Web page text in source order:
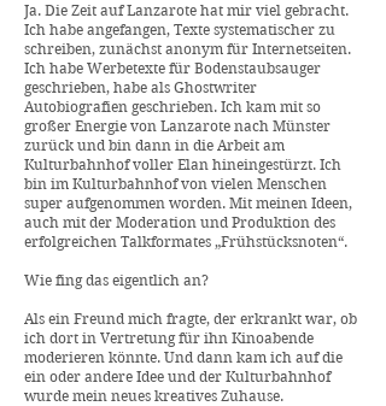
Ja. Die Zeit auf Lanzarote hat mir viel gebracht.
Ich habe angefangen, Texte systematischer zu
schreiben, zunächst anonym für Internetseiten.
Ich habe Werbetexte für Bodenstaubsauger
geschrieben, habe als Ghostwriter
Autobiografien geschrieben. Ich kam mit so
großer Energie von Lanzarote nach Münster
zurück und bin dann in die Arbeit am
Kulturbahnhof voller Elan hineingestürzt. Ich
bin im Kulturbahnhof von vielen Menschen
super aufgenommen worden. Mit meinen Ideen,
auch mit der Moderation und Produktion des
erfolgreichen Talkformates „Frühstücksnoten“.
Wie fing das eigentlich an?
Als ein Freund mich fragte, der erkrankt war, ob
ich dort in Vertretung für ihn Kinoabende
moderieren könnte. Und dann kam ich auf die
ein oder andere Idee und der Kulturbahnhof
wurde mein neues kreatives Zuhause.